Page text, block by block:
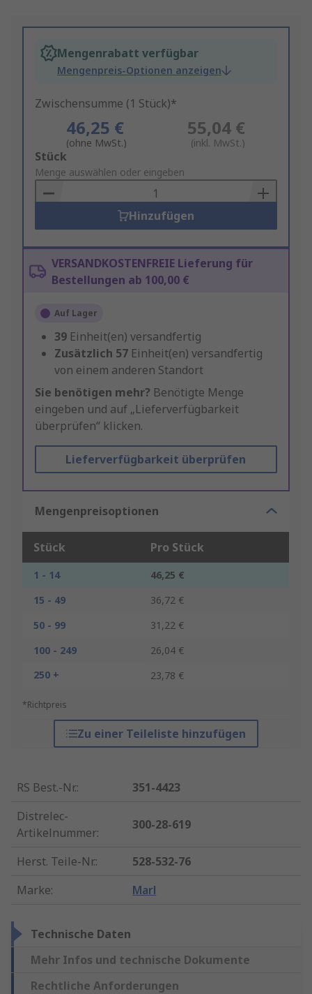
Mengenrabatt verfügbar
Mengenpreis-Optionen anzeigen
Zwischensumme (1 Stück)*
46,25 €
(ohne MwSt.)
55,04 €
(inkl. MwSt.)
Add
to
Basket
Stück
Menge auswählen oder eingeben
Hinzufügen
VERSANDKOSTENFREIE Lieferung für
Bestellungen ab 100,00 €
Auf Lager
39 Einheit(en) versandfertig
Zusätzlich 57 Einheit(en) versandfertig
von einem anderen Standort
Sie benötigen mehr? Benötigte Menge
eingeben und auf „Lieferverfügbarkeit
überprüfen“ klicken.
Lieferverfügbarkeit überprüfen
Mengenpreisoptionen
Stück Pro Stück
1 - 14
46,25 €
15 - 49
36,72 €
50 - 99
31,22 €
100 - 249
26,04 €
250 +
23,78 €
*Richtpreis
Zu einer Teileliste hinzufügen
RS Best.-Nr.:
351-4423
Distrelec-
Artikelnummer:
300-28-619
Herst. Teile-Nr.:
528-532-76
Marke: Marl
Technische Daten
Mehr Infos und technische Dokumente
Rechtliche Anforderungen